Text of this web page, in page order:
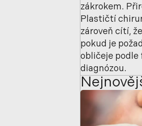
zákrokem.
Plastičtí
zároveň cítí,
pokud je
obličeje podle
diagnózou.